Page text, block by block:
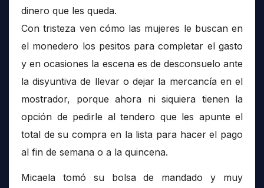
dinero que les queda.
Con tristeza ven cómo las mujeres le buscan en
el monedero los pesitos para completar el gasto
y en ocasiones la escena es de desconsuelo ante
la disyuntiva de llevar o dejar la mercancía en el
mostrador, porque ahora ni siquiera tienen la
opción de pedirle al tendero que les apunte el
total de su compra en la lista para hacer el pago
al fin de semana o a la quincena.
Micaela tomó su bolsa de mandado y muy